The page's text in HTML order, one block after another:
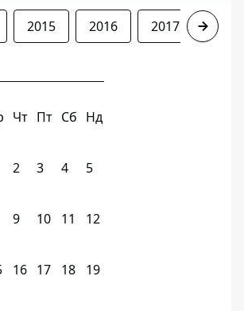
2015 2016 2017 2018
Чт Пт Сб Нд
2 3 4 5
9 10 11 12
16 17 18 19